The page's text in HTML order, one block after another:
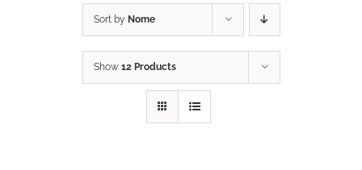
Sort by Nome
Show 12 Products